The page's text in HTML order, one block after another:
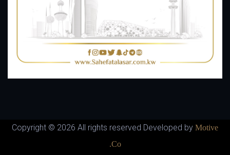
Copyright © 2026 All rights reserved Developed by Motive
Co.